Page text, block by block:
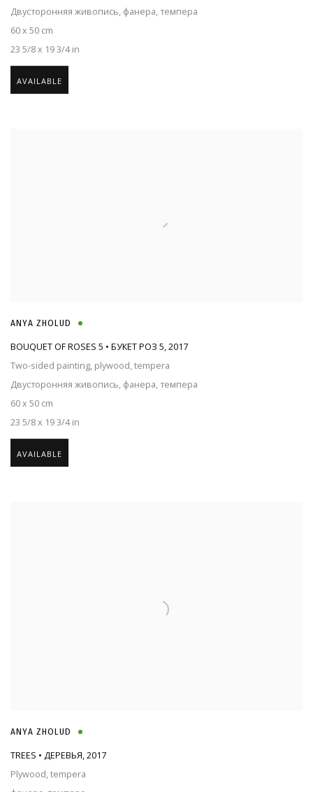
Двусторонняя живопись, фанера, темпера
60 x 50 cm
23 5/8 x 19 3/4 in
AVAILABLE
ANYA ZHOLUD
BOUQUET OF ROSES 5 • БУКЕТ РОЗ 5,2017
Two-sided painting, plywood, tempera
Двусторонняя живопись, фанера, темпера
60 x 50 cm
23 5/8 x 19 3/4 in
AVAILABLE
ANYA ZHOLUD
TREES • ДЕРЕВЬЯ,2017
Plywood, tempera